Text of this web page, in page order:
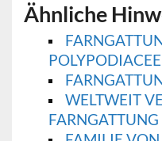
Ähnliche
WELTWEIT
FARNGATTUNG